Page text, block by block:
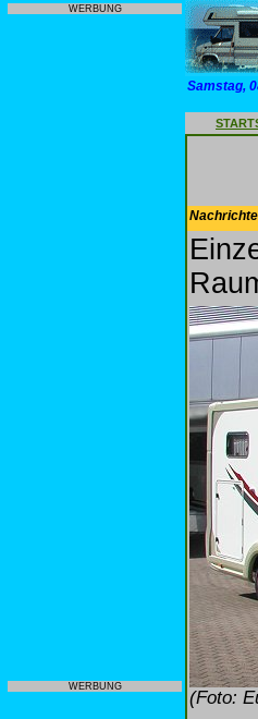
WERBUNG
WERBUNG
Samstag,
(Foto: